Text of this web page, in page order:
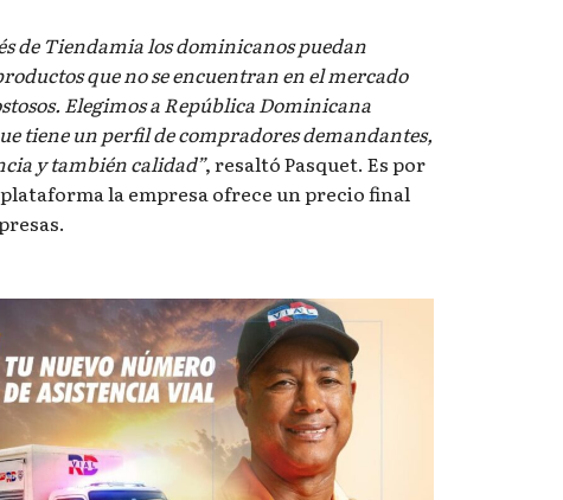
de Tiendamia los dominicanos puedan
que no se encuentran en el mercado
Elegimos a República Dominicana
tiene un perfil de compradores demandantes,
y también calidad”, resaltó Pasquet. Es por
la empresa ofrece un precio final